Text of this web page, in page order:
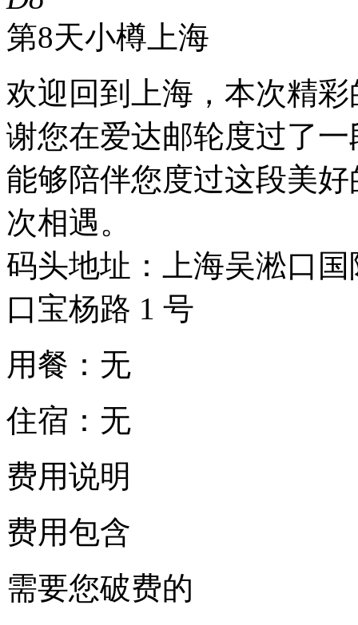
第8天小樽 上海
欢迎回到上海，本次精
谢您在爱达邮轮度过了
能够陪伴您度过这段美
次相遇。
码头地址：上海吴淞口
口宝杨路 1 号
用餐：无
住宿：无
费用说明
费用包含
需要您破费的